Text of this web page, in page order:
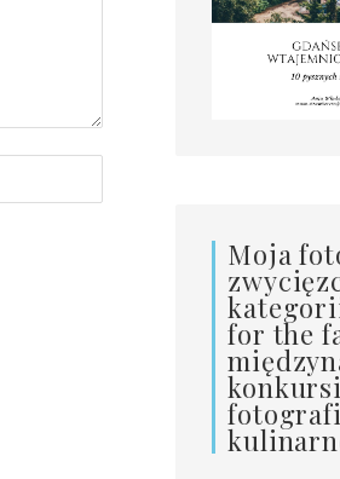
Moja
for the